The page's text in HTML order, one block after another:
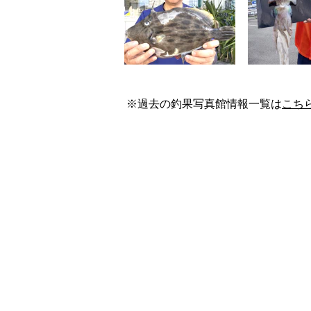
※過去の釣果写真館情報一覧はこち